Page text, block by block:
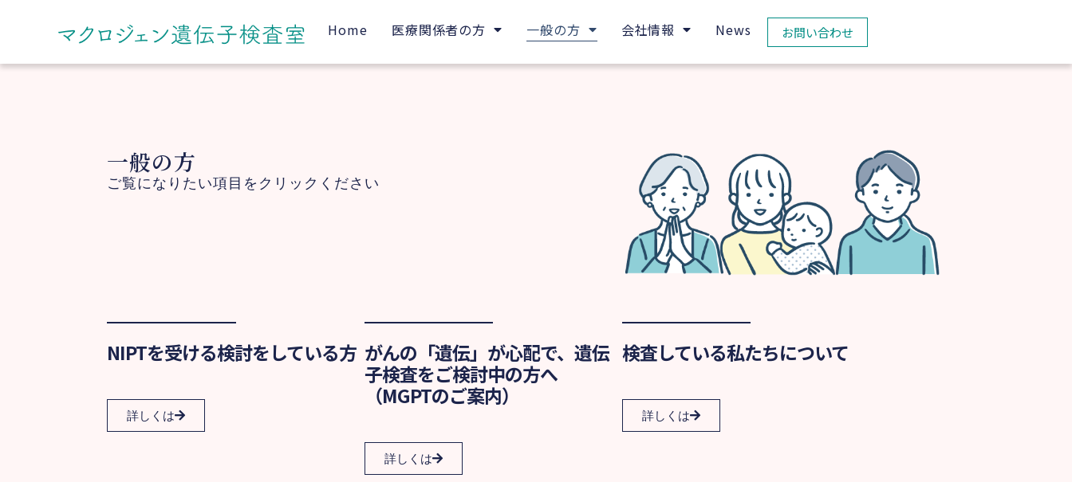
Home 医療関係者の方 一般の方 会社情報 News お問い合わせ
一般の方
ご覧になりたい項目をクリックください
NIPTを受ける検討をしている方
詳しくは
がんの「遺伝」が心配で、遺伝
子検査をご検討中の方へ
（MGPTのご案内）
詳しくは
検査している私たちについて
詳しくは